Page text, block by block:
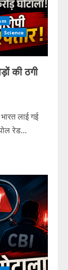
Science
की ठगी
लाई गई
रेड...